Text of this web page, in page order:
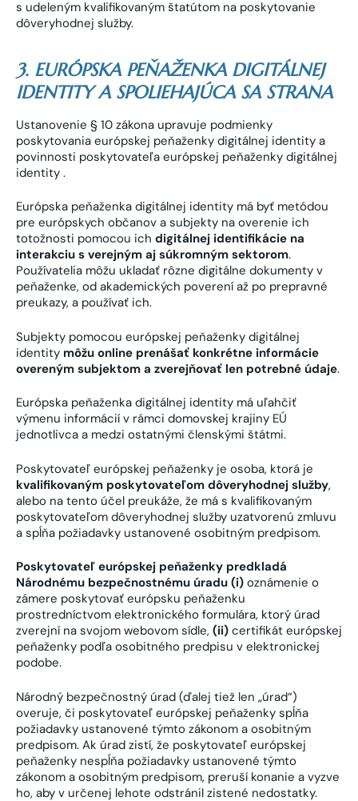
s udeleným kvalifikovaným štatútom na poskytovanie
dôveryhodnej služby.
3. EURÓPSKA PEŇAŽENKA DIGITÁLNEJ
IDENTITY A SPOLIEHAJÚCA SA STRANA
Ustanovenie § 10 zákona upravuje podmienky
poskytovania európskej peňaženky digitálnej identity a
povinnosti poskytovateľa európskej peňaženky digitálnej
identity .
Európska peňaženka digitálnej identity má byť metódou
pre európskych občanov a subjekty na overenie ich
totožnosti pomocou ich digitálnej identifikácie na
interakciu s verejným aj súkromným sektorom.
Používatelia môžu ukladať rôzne digitálne dokumenty v
peňaženke, od akademických poverení až po prepravné
preukazy, a používať ich.
Subjekty pomocou európskej peňaženky digitálnej
identity môžu online prenášať konkrétne informácie
overeným subjektom a zverejňovať len potrebné údaje.
Európska peňaženka digitálnej identity má uľahčiť
výmenu informácií v rámci domovskej krajiny EÚ
jednotlivca a medzi ostatnými členskými štátmi.
Poskytovateľ európskej peňaženky je osoba, ktorá je
kvalifikovaným poskytovateľom dôveryhodnej služby,
alebo na tento účel preukáže, že má s kvalifikovaným
poskytovateľom dôveryhodnej služby uzatvorenú zmluvu
a spĺňa požiadavky ustanovené osobitným predpisom.
Poskytovateľ európskej peňaženky predkladá
Národnému bezpečnostnému úradu (i) oznámenie o
zámere poskytovať európsku peňaženku
prostredníctvom elektronického formulára, ktorý úrad
zverejní na svojom webovom sídle, (ii) certifikát európskej
peňaženky podľa osobitného predpisu v elektronickej
podobe.
Národný bezpečnostný úrad (ďalej tiež len „úrad“)
overuje, či poskytovateľ európskej peňaženky spĺňa
požiadavky ustanovené týmto zákonom a osobitným
predpisom. Ak úrad zistí, že poskytovateľ európskej
peňaženky nespĺňa požiadavky ustanovené týmto
zákonom a osobitným predpisom, preruší konanie a vyzve
ho, aby v určenej lehote odstránil zistené nedostatky.